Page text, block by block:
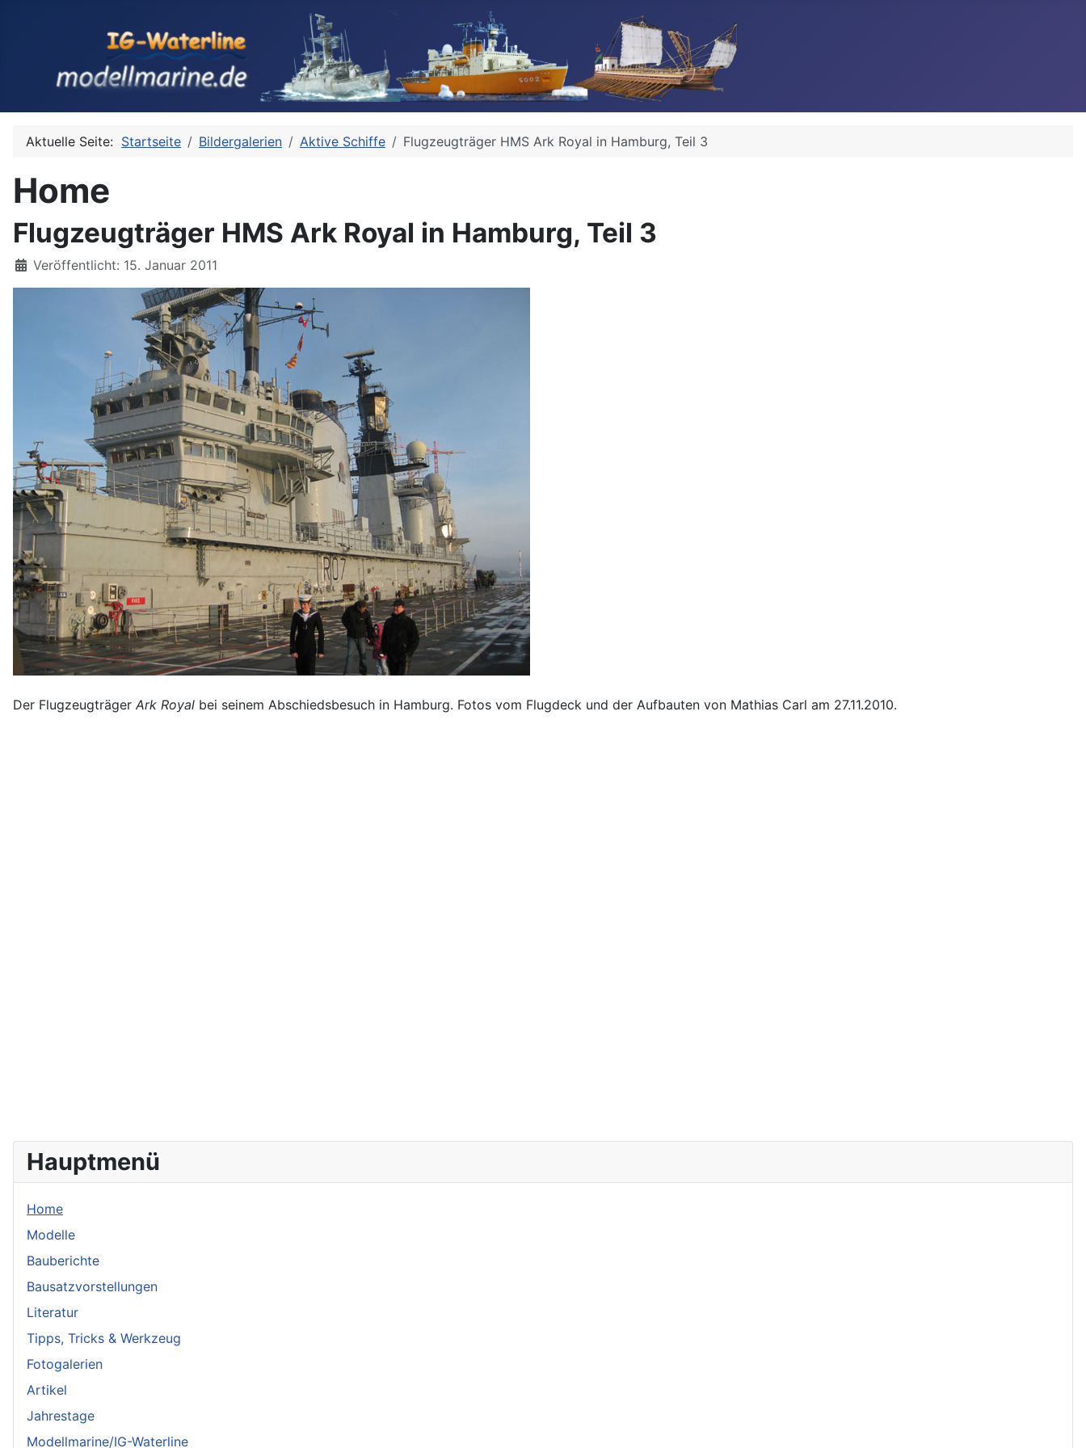
Hauptmenü
Home
Modelle
Bauberichte
Bausatzvorstellungen
Literatur
Tipps, Tricks & Werkzeug
Fotogalerien
Artikel
Jahrestage
Modellmarine/IG-Waterline
Aktuelle Seite: Startseite Bildergalerien Aktive Schiffe Flugzeugträger HMS Ark Royal in Hamburg, Teil 3
Home
Flugzeugträger HMS Ark Royal in Hamburg, Teil 3
Details
Veröffentlicht: 15. Januar 2011
Der Flugzeugträger Ark Royal bei seinem Abschiedsbesuch in Hamburg. Fotos vom Flugdeck und der Aufbauten von Mathias Carl am 27.11.2010.